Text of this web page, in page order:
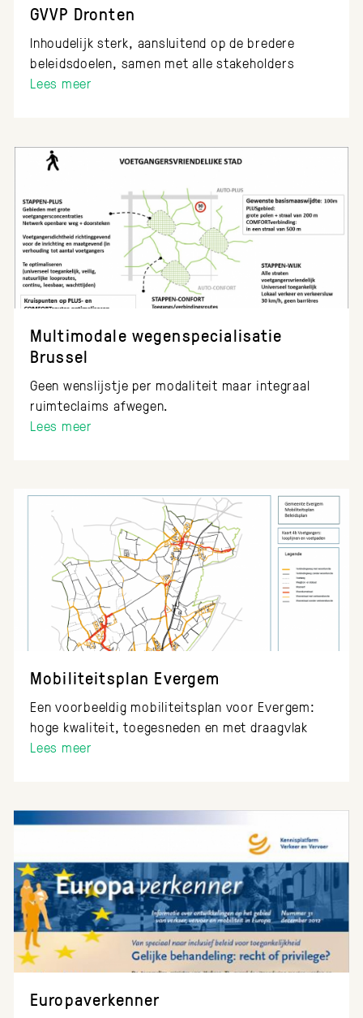
GVVP Dronten
Inhoudelijk sterk, aansluitend op de bredere
beleidsdoelen, samen met alle stakeholders
Lees meer
Multimodale wegenspecialisatie
Brussel
Geen wenslijstje per modaliteit maar integraal
ruimteclaims afwegen.
Lees meer
Mobiliteitsplan Evergem
Een voorbeeldig mobiliteitsplan voor Evergem:
hoge kwaliteit, toegesneden en met draagvlak
Lees meer
Europaverkenner